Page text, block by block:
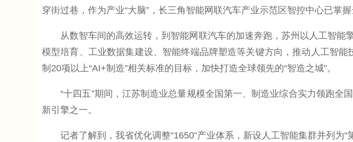
穿街过巷，作为产业“大脑”，长三角智能网联汽车产业示范区智控中心已掌
从数智车间的高效运转，到智能网联汽车的加速奔跑，苏州以人工智能
模型培育、工业数据集建设、智能终端品牌塑造等关键方向，推动人工智
制20项以上“AI+制造”相关标准的目标，加快打造全球领先的“智造之城”。
“十四五”期间，江苏制造业总量规模全国第一、制造业综合实力领跑全国
新引擎之一。
记者了解到，我省优化调整“1650”产业体系，新设人工智能集群并列为“